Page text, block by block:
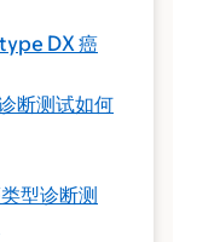
DX 癌
断测试如何
型诊断测